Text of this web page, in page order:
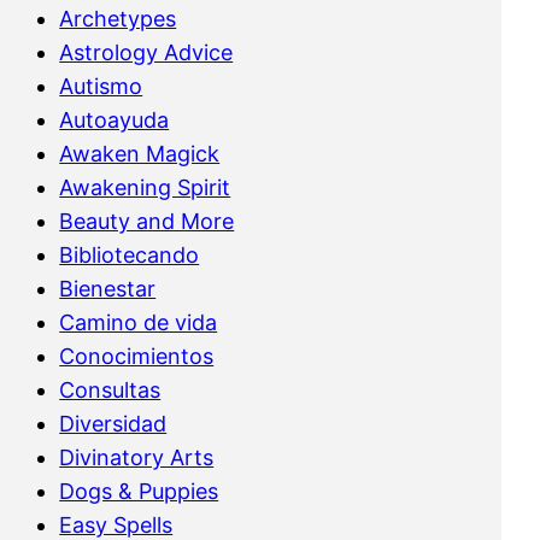
Archetypes
Astrology Advice
Autismo
Autoayuda
Awaken Magick
Awakening Spirit
Beauty and More
Bibliotecando
Bienestar
Camino de vida
Conocimientos
Consultas
Diversidad
Divinatory Arts
Dogs & Puppies
Easy Spells